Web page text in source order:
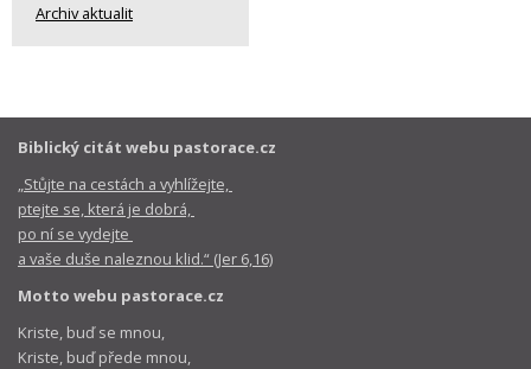
Archiv aktualit
Biblický citát webu pastorace.cz
„Stůjte na cestách a vyhlížejte,
ptejte se, která je dobrá,
po ní se vydejte
a vaše duše naleznou klid.“ (Jer 6,16)
Motto webu pastorace.cz
Kriste, buď se mnou,
Kriste, buď přede mnou,